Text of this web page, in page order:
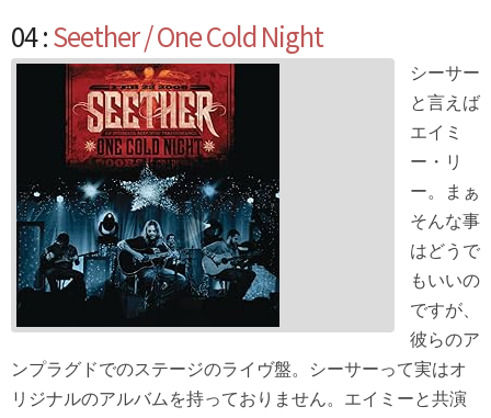
04 :Seether / One Cold Night
シーサー
と言えば
エイミ
ー・リ
ー。まぁ
そんな事
はどうで
もいいの
ですが、
彼らのア
ンプラグドでのステージのライヴ盤。シーサーって実はオ
リジナルのアルバムを持っておりません。エイミーと共演